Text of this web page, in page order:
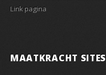
Link pagina
MAATKRACHT SITES